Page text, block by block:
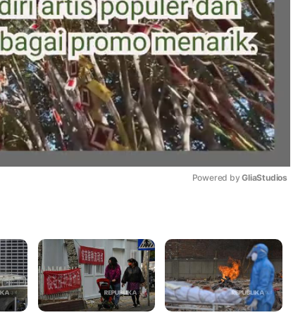
Powered by GliaStudios